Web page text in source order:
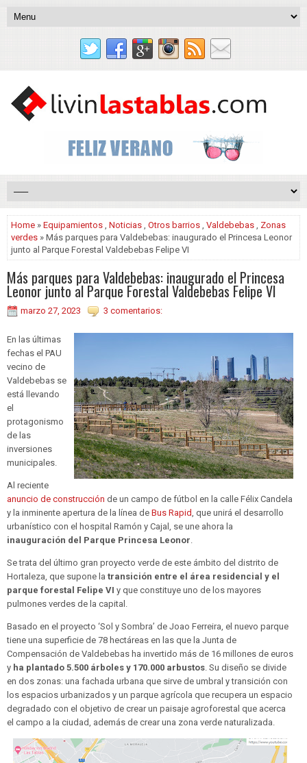
Home » Equipamientos , Noticias , Otros barrios , Valdebebas , Zonas
verdes » Más parques para Valdebebas: inaugurado el Princesa Leonor
junto al Parque Forestal Valdebebas Felipe VI
Más parques para Valdebebas: inaugurado el Princesa
Leonor junto al Parque Forestal Valdebebas Felipe VI
marzo 27, 2023 3 comentarios:
En las últimas
fechas el PAU
vecino de
Valdebebas se
está llevando
el
protagonismo
de las
inversiones
municipales.
Al reciente
anuncio de construcción de un campo de fútbol en la calle Félix Candela
y la inminente apertura de la línea de Bus Rapid, que unirá el desarrollo
urbanístico con el hospital Ramón y Cajal, se une ahora la
inauguración del Parque Princesa Leonor.
Se trata del último gran proyecto verde de este ámbito del distrito de
Hortaleza, que supone la transición entre el área residencial y el
parque forestal Felipe VI y que constituye uno de los mayores
pulmones verdes de la capital.
Basado en el proyecto ‘Sol y Sombra’ de Joao Ferreira, el nuevo parque
tiene una superficie de 78 hectáreas en las que la Junta de
Compensación de Valdebebas ha invertido más de 16 millones de euros
y ha plantado 5.500 árboles y 170.000 arbustos. Su diseño se divide
en dos zonas: una fachada urbana que sirve de umbral y transición con
los espacios urbanizados y un parque agrícola que recupera un espacio
degradado con el objetivo de crear un paisaje agroforestal que acerca
el campo a la ciudad, además de crear una zona verde naturalizada.